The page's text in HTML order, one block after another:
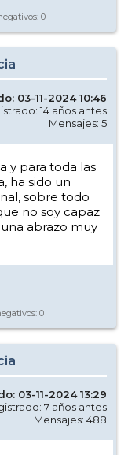
0
03-11-2024 10:46
14 años antes
Mensajes: 5
y para toda las
ha sido un
sobre todo
no soy capaz
abrazo muy
0
03-11-2024 13:29
7 años antes
Mensajes: 488